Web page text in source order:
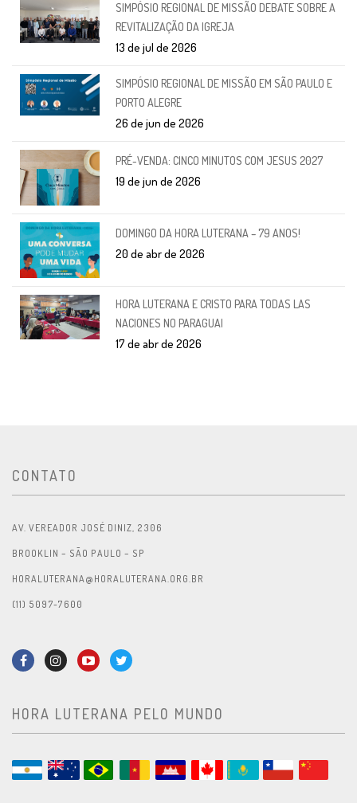
SIMPÓSIO REGIONAL DE MISSÃO DEBATE SOBRE A
REVITALIZAÇÃO DA IGREJA
13 de jul de 2026
SIMPÓSIO REGIONAL DE MISSÃO EM SÃO PAULO E
PORTO ALEGRE
26 de jun de 2026
PRÉ-VENDA: CINCO MINUTOS COM JESUS 2027
19 de jun de 2026
DOMINGO DA HORA LUTERANA – 79 ANOS!
20 de abr de 2026
HORA LUTERANA E CRISTO PARA TODAS LAS
NACIONES NO PARAGUAI
17 de abr de 2026
CONTATO
AV. VEREADOR JOSÉ DINIZ, 2306
BROOKLIN – SÃO PAULO – SP
HORALUTERANA@HORALUTERANA.ORG.BR
(11) 5097-7600
HORA LUTERANA PELO MUNDO